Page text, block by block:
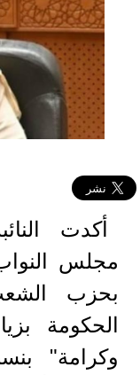
أكدت
مجلس
بحزب
الحكومة